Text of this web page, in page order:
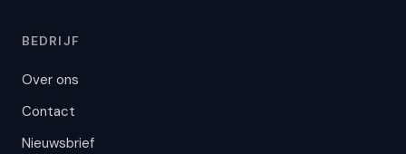
BEDRIJF
Over ons
Contact
Nieuwsbrief
Welke hosting past bij mij?